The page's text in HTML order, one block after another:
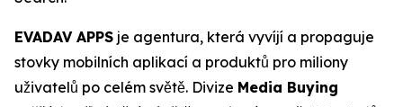
EVADAV APPS je agentura, která vyvíjí a propaguje
stovky mobilních aplikací a produktů pro miliony
uživatelů po celém světě. Divize Media Buying